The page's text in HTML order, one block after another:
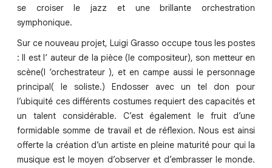
se croiser le jazz et une brillante orchestration
symphonique.
Sur ce nouveau projet, Luigi Grasso occupe tous les postes
: Il est l‘ auteur de la pièce (le compositeur), son metteur en
scène(l ‘orchestrateur ), et en campe aussi le personnage
principal( le soliste.) Endosser avec un tel don pour
l’ubiquité ces différents costumes requiert des capacités et
un talent considérable. C’est également le fruit d’une
formidable somme de travail et de réflexion. Nous est ainsi
offerte la création d’un artiste en pleine maturité pour qui la
musique est le moyen d’observer et d’embrasser le monde.